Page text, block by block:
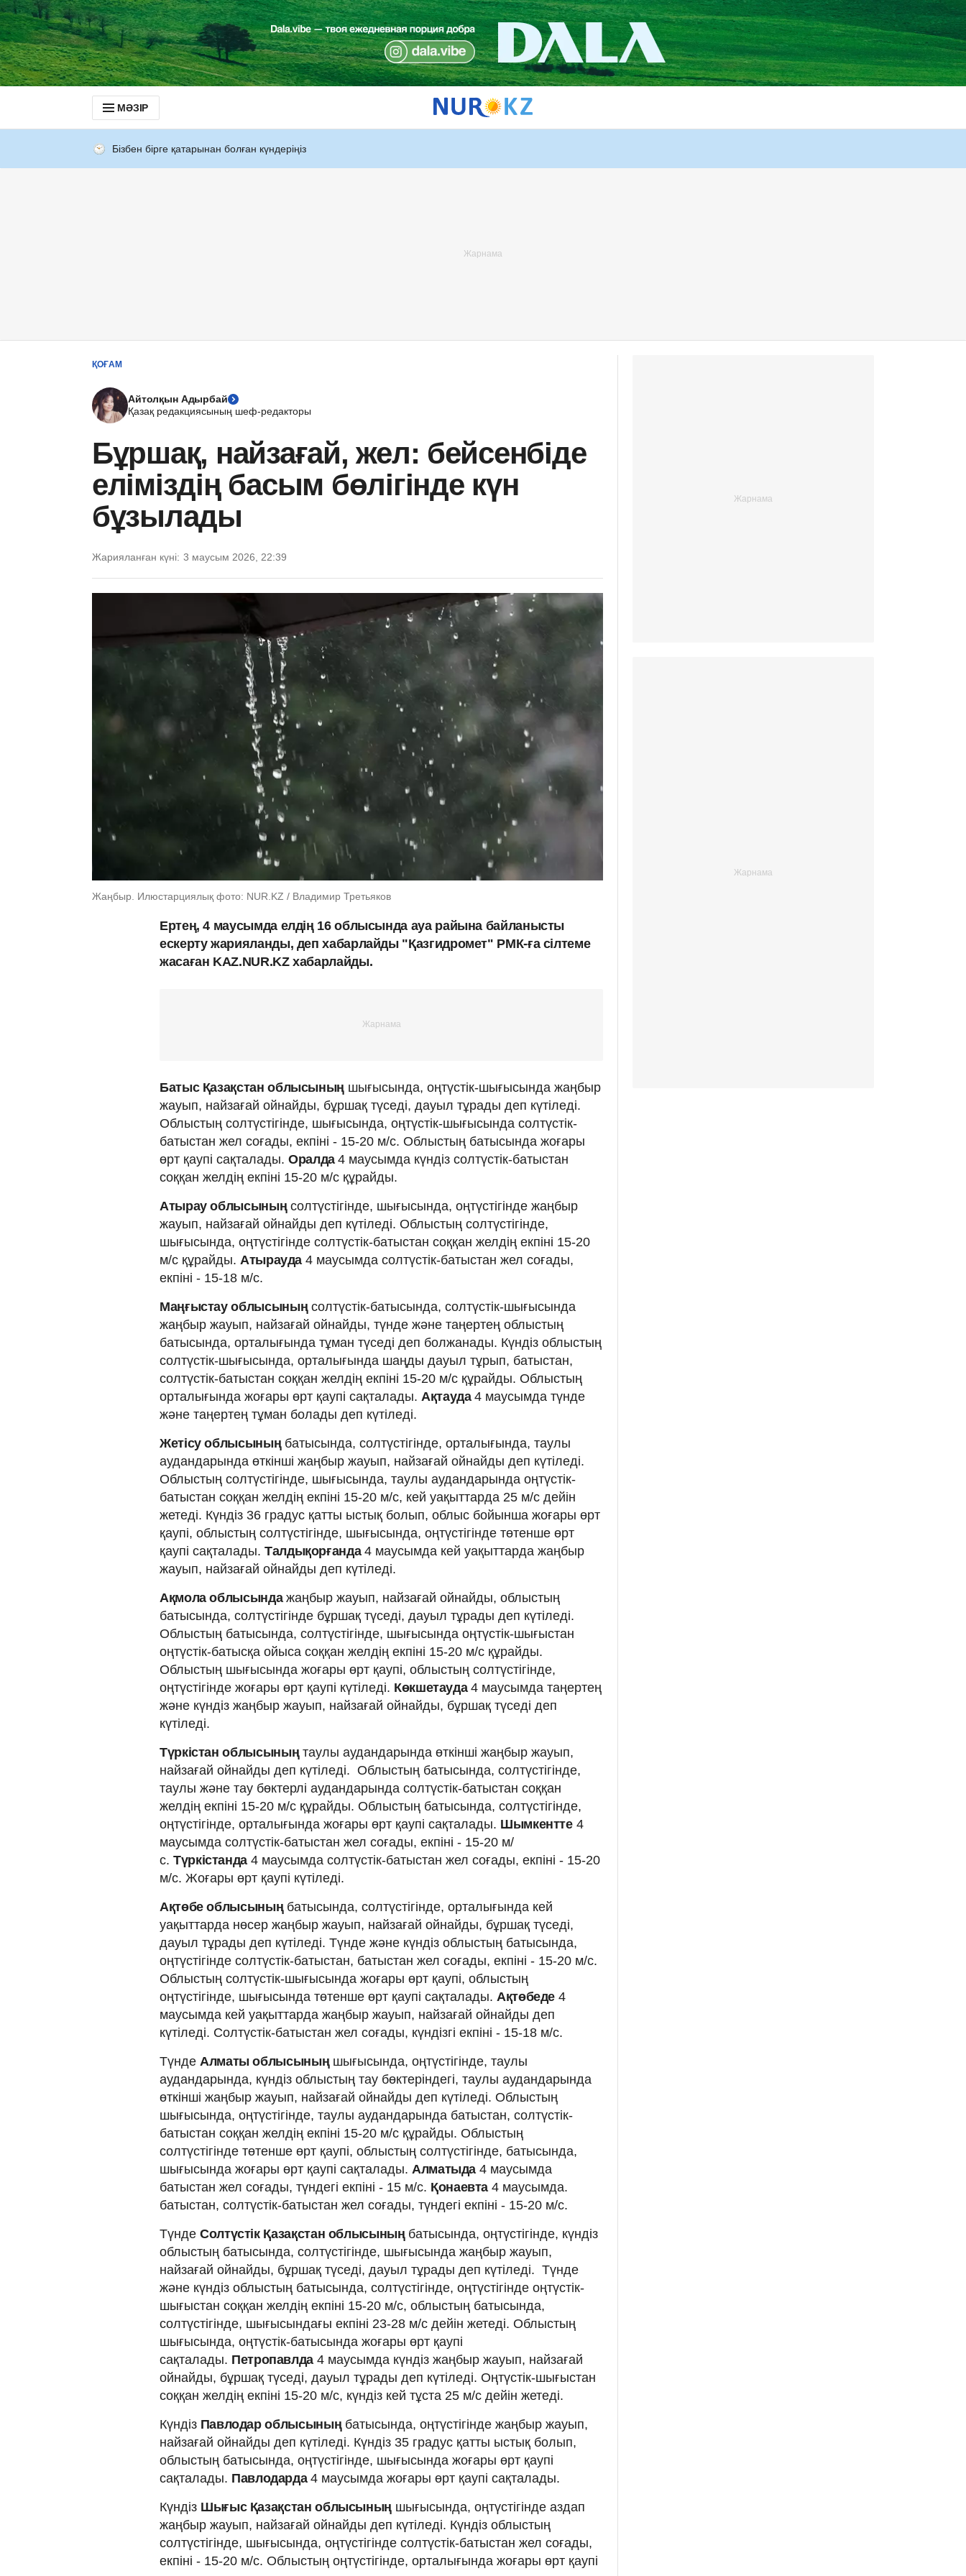
МӘЗІР
Бізбен бірге қатарынан болған күндеріңіз
ҚОҒАМ
Айтолқын Адырбай
Қазақ редакциясының шеф-редакторы
Бұршақ, найзағай, жел: бейсенбіде
еліміздің басым бөлігінде күн
бұзылады
Жарияланған күні: 3 маусым 2026, 22:39
Жаңбыр. Илюстарциялық фото: NUR.KZ / Владимир Третьяков
Ертең, 4 маусымда елдің 16 облысында ауа райына байланысты
ескерту жарияланды, деп хабарлайды "Қазгидромет" РМК-ға сілтеме
жасаған KAZ.NUR.KZ хабарлайды.
Батыс Қазақстан облысының шығысында, оңтүстік-шығысында жаңбыр
жауып, найзағай ойнайды, бұршақ түседі, дауыл тұрады деп күтіледі.
Облыстың солтүстігінде, шығысында, оңтүстік-шығысында солтүстік-
батыстан жел соғады, екпіні - 15-20 м/с. Облыстың батысында жоғары
өрт қаупі сақталады. Оралда4 маусымда күндіз солтүстік-батыстан
соққан желдің екпіні 15-20 м/с құрайды.
Атырау облысыныңсолтүстігінде, шығысында, оңтүстігінде жаңбыр
жауып, найзағай ойнайды деп күтіледі. Облыстың солтүстігінде,
шығысында, оңтүстігінде солтүстік-батыстан соққан желдің екпіні 15-20
м/с құрайды. Атырауда 4 маусымда солтүстік-батыстан жел соғады,
екпіні - 15-18 м/с.
Маңғыстау облысыныңсолтүстік-батысында, солтүстік-шығысында
жаңбыр жауып, найзағай ойнайды, түнде және таңертең облыстың
батысында, орталығында тұман түседі деп болжанады. Күндіз облыстың
солтүстік-шығысында, орталығында шаңды дауыл тұрып, батыстан,
солтүстік-батыстан соққан желдің екпіні 15-20 м/с құрайды. Облыстың
орталығында жоғары өрт қаупі сақталады. Ақтауда4 маусымда түнде
және таңертең тұман болады деп күтіледі.
Жетісу облысыныңбатысында, солтүстігінде, орталығында, таулы
аудандарында өткінші жаңбыр жауып, найзағай ойнайды деп күтіледі.
Облыстың солтүстігінде, шығысында, таулы аудандарында оңтүстік-
батыстан соққан желдің екпіні 15-20 м/с, кей уақыттарда 25 м/с дейін
жетеді. Күндіз 36 градус қатты ыстық болып, облыс бойынша жоғары өрт
қаупі, облыстың солтүстігінде, шығысында, оңтүстігінде төтенше өрт
қаупі сақталады. Талдықорғанда4 маусымда кей уақыттарда жаңбыр
жауып, найзағай ойнайды деп күтіледі.
Ақмола облысында жаңбыр жауып, найзағай ойнайды, облыстың
батысында, солтүстігінде бұршақ түседі, дауыл тұрады деп күтіледі.
Облыстың батысында, солтүстігінде, шығысында оңтүстік-шығыстан
оңтүстік-батысқа ойыса соққан желдің екпіні 15-20 м/с құрайды.
Облыстың шығысында жоғары өрт қаупі, облыстың солтүстігінде,
оңтүстігінде жоғары өрт қаупі күтіледі. Көкшетауда4 маусымда таңертең
және күндіз жаңбыр жауып, найзағай ойнайды, бұршақ түседі деп
күтіледі.
Түркістан облысының таулы аудандарында өткінші жаңбыр жауып,
найзағай ойнайды деп күтіледі. Облыстың батысында, солтүстігінде,
таулы және тау бөктерлі аудандарында солтүстік-батыстан соққан
желдің екпіні 15-20 м/с құрайды. Облыстың батысында, солтүстігінде,
оңтүстігінде, орталығында жоғары өрт қаупі сақталады. Шымкентте4
маусымда солтүстік-батыстан жел соғады, екпіні - 15-20 м/
с. Түркістанда 4 маусымда солтүстік-батыстан жел соғады, екпіні - 15-20
м/с. Жоғары өрт қаупі күтіледі.
Ақтөбе облысыныңбатысында, солтүстігінде, орталығында кей
уақыттарда нөсер жаңбыр жауып, найзағай ойнайды, бұршақ түседі,
дауыл тұрады деп күтіледі. Түнде және күндіз облыстың батысында,
оңтүстігінде солтүстік-батыстан, батыстан жел соғады, екпіні - 15-20 м/с.
Облыстың солтүстік-шығысында жоғары өрт қаупі, облыстың
оңтүстігінде, шығысында төтенше өрт қаупі сақталады. Ақтөбеде 4
маусымда кей уақыттарда жаңбыр жауып, найзағай ойнайды деп
күтіледі. Солтүстік-батыстан жел соғады, күндізгі екпіні - 15-18 м/с.
Түнде Алматы облысыныңшығысында, оңтүстігінде, таулы
аудандарында, күндіз облыстың тау бөктеріндегі, таулы аудандарында
өткінші жаңбыр жауып, найзағай ойнайды деп күтіледі. Облыстың
шығысында, оңтүстігінде, таулы аудандарында батыстан, солтүстік-
батыстан соққан желдің екпіні 15-20 м/с құрайды. Облыстың
солтүстігінде төтенше өрт қаупі, облыстың солтүстігінде, батысында,
шығысында жоғары өрт қаупі сақталады. Алматыда 4 маусымда
батыстан жел соғады, түндегі екпіні - 15 м/с. Қонаевта 4 маусымда.
батыстан, солтүстік-батыстан жел соғады, түндегі екпіні - 15-20 м/с.
Түнде Солтүстік Қазақстан облысының батысында, оңтүстігінде, күндіз
облыстың батысында, солтүстігінде, шығысында жаңбыр жауып,
найзағай ойнайды, бұршақ түседі, дауыл тұрады деп күтіледі. Түнде
және күндіз облыстың батысында, солтүстігінде, оңтүстігінде оңтүстік-
шығыстан соққан желдің екпіні 15-20 м/с, облыстың батысында,
солтүстігінде, шығысындағы екпіні 23-28 м/с дейін жетеді. Облыстың
шығысында, оңтүстік-батысында жоғары өрт қаупі
сақталады. Петропавлда 4 маусымда күндіз жаңбыр жауып, найзағай
ойнайды, бұршақ түседі, дауыл тұрады деп күтіледі. Оңтүстік-шығыстан
соққан желдің екпіні 15-20 м/с, күндіз кей тұста 25 м/с дейін жетеді.
Күндіз Павлодар облысыныңбатысында, оңтүстігінде жаңбыр жауып,
найзағай ойнайды деп күтіледі. Күндіз 35 градус қатты ыстық болып,
облыстың батысында, оңтүстігінде, шығысында жоғары өрт қаупі
сақталады. Павлодарда4 маусымда жоғары өрт қаупі сақталады.
Күндіз Шығыс Қазақстан облысының шығысында, оңтүстігінде аздап
жаңбыр жауып, найзағай ойнайды деп күтіледі. Күндіз облыстың
солтүстігінде, шығысында, оңтүстігінде солтүстік-батыстан жел соғады,
екпіні - 15-20 м/с. Облыстың оңтүстігінде, орталығында жоғары өрт қаупі